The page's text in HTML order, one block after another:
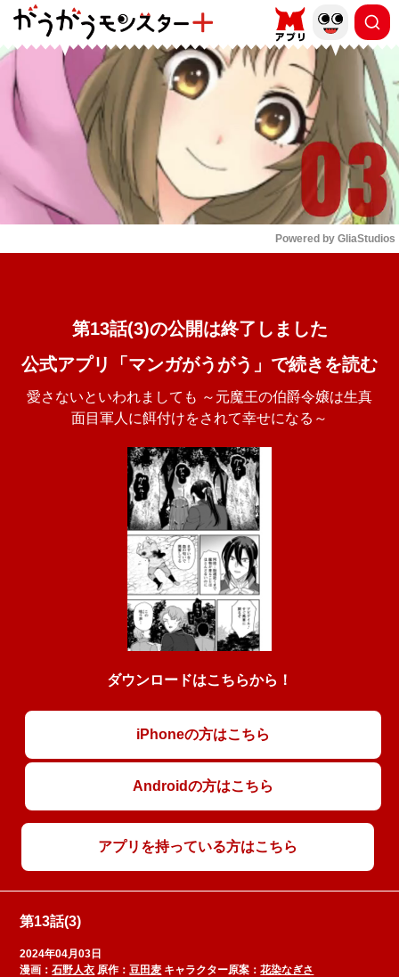
もっと読む
Powered by GliaStudios
第13話(3)の公開は終了しました
公式アプリ「マンガがうがう」で続きを読む
愛さないといわれましても ～元魔王の伯爵令嬢は生真
面目軍人に餌付けをされて幸せになる～
ダウンロードはこちらから！
iPhoneの方はこちら
Androidの方はこちら
アプリを持っている方はこちら
第13話(3)
2024年04月03日
漫画：石野人衣 原作：豆田麦 キャラクター原案：花染なぎさ